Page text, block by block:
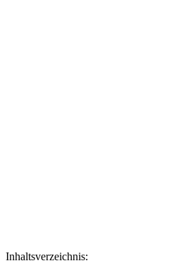
Inhaltsverzeichnis: